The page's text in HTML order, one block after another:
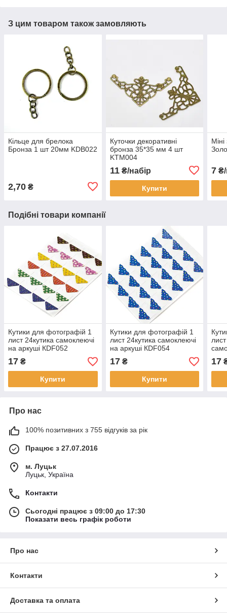
З цим товаром також замовляють
Кільце для брелока
Бронза 1 шт 20мм KDB022
2,70 ₴
Куточки декоративні
бронза 35*35 мм 4 шт
KTM004
11₴/набір
Купити
7 ₴/
Подібні товари компанії
Кутики для фотографій 1
лист 24кутика самоклеючі
на аркуші КDF052
17 ₴
Купити
Кутики для фотографій 1
лист 24кутика самоклеючі
на аркуші КDF054
17₴
Купити
17
Про нас
100% позитивних з 755 відгуків за рік
Працює з 27.07.2016
м. Луцьк
Луцьк, Україна
Контакти
Сьогодні працює з 09:00 до 17:30
Показати весь графік роботи
Про нас
Контакти
Доставка та оплата